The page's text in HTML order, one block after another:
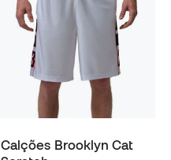
Calções Brooklyn Cat